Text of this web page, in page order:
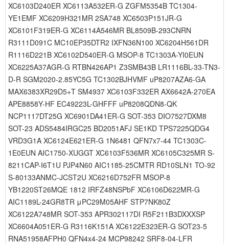
XC6103D240ER XC6113A532ER-G ZGFM5354B TC1304-
YE1EMF XC6209H321MR 2SA748 XC6503P151JR-G
XC6101F319ER-G XC6114A546MR BL8509B-293CNRN
R3111D091C MC10EP35DTR2 IXFN36N100 XC6204H561DR
R1116D221B XC6102D540ER-G MSOP-8 TC1303A-YI0EUN
XC6225A37AGR-G RTBN426AP1 Z3SMB43B LR1116BL-33-TN3-
D-R SGM2020-2.85YC5G TC1302BJHVMF uP8207AZA6-GA
MAX6383XR29D5+T SM4937 XC6103F332ER AX6642A-270EA
APE8858Y-HF EC49223L-GHFFF uP8208QDN8-QK
NCP1117DT25G XC6901DA41ER-G SOT-353 DIO7527DXM8
SOT-23 ADS5484IRGC25 BD2051AFJ SE1KD TPS7225QDG4
VRD3G1A XC6124E621ER-G 1N6481 QFN7x7-44 TC1303C-
1E0EUN AIC1750-XUGGT XC6103F536MR XC6105C325MR S-
8211CAP-I6T1U PJP4N60 AIC1185-25CMTR RD10SLN1 TO-92
S-80133ANMC-JCST2U XC6216D752FR MSOP-8
YB1220ST26MQE 1812 IRFZ48NSPbF XC6106D622MR-G
AIC1189L-24GR8TR μPC29M05AHF STP7NK80Z
XC6122A748MR SOT-353 APR302117DI R5F211B3DXXXSP
XC6604A051ER-G R3116K151A XC6122E323ER-G SOT23-5
RNA51958AFPH0 QFN4x4-24 MCP98242 SRF8-04-LFR